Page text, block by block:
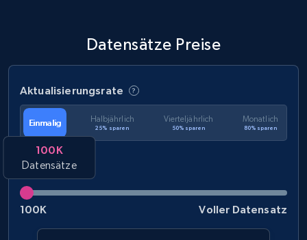
eCommerce
1.2K+ 208+ Jetzt kaufen
Best Buy products
URL, Product id, Title, Images, Final price,
Currency, Discount, Initial price, and more.
Datensätze Preise
Aktualisierungsrate
Einmalig Halbjährlich
25% sparen
Vierteljährlich
50% sparen
Monatlich
80% sparen
100K
Datensätze
100K Voller Datensatz